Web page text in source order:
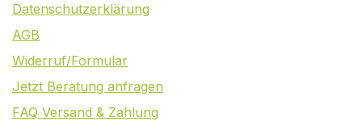
Datenschutzerklärung
AGB
Widerruf/Formular
Jetzt Beratung anfragen
FAQ Versand & Zahlung